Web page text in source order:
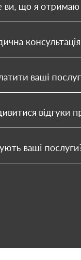
ви, що я отримаю
ваші
відгуки
ваші